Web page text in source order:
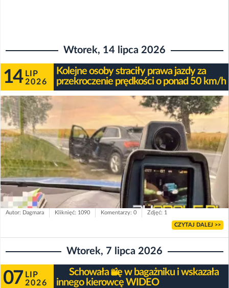
Wtorek, 14 lipca 2026
14 LIP
2026
Kolejne osoby straciły prawa jazdy za
przekroczenie prędkości o ponad 50 km/h
Autor: Dagmara Kliknięć: 1090 Komentarzy: 0 Zdjęć: 1
CZYTAJ DALEJ >>
Wtorek, 7 lipca 2026
07 LIP
2026
Schowała się w bagażniku i wskazała
innego kierowcę WIDEO